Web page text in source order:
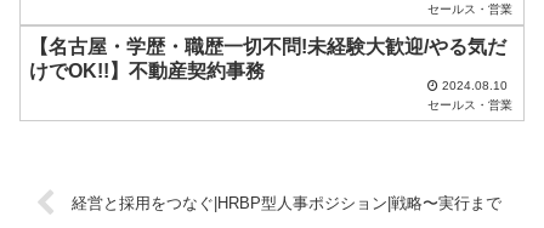
セールス・営業
【名古屋・学歴・職歴一切不問!未経験大歓迎/やる気だ
けでOK!!】不動産契約事務
2024.08.10
セールス・営業
経営と採用をつなぐ|HRBP型人事ポジション|戦略〜実行まで